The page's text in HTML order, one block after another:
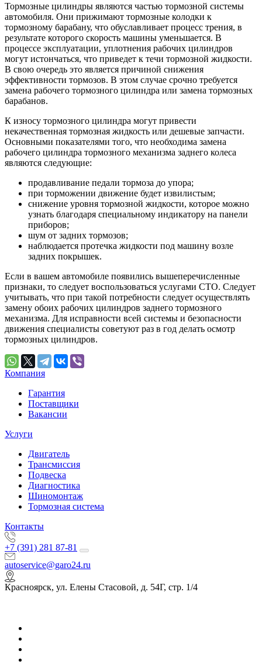
Тормозные цилиндры являются частью тормозной системы
автомобиля. Они прижимают тормозные колодки к
тормозному барабану, что обуславливает процесс трения, в
результате которого скорость машины уменьшается. В
процессе эксплуатации, уплотнения рабочих цилиндров
могут истончаться, что приведет к течи тормозной жидкости.
В свою очередь это является причиной снижения
эффективности тормозов. В этом случае срочно требуется
замена рабочего тормозного цилиндра или замена тормозных
барабанов.
К износу тормозного цилиндра могут привести
некачественная тормозная жидкость или дешевые запчасти.
Основными показателями того, что необходима замена
рабочего цилиндра тормозного механизма заднего колеса
являются следующие:
продавливание педали тормоза до упора;
при торможении движение будет извилистым;
снижение уровня тормозной жидкости, которое можно
узнать благодаря специальному индикатору на панели
приборов;
шум от задних тормозов;
наблюдается протечка жидкости под машину возле
задних покрышек.
Если в вашем автомобиле появились вышеперечисленные
признаки, то следует воспользоваться услугами СТО. Следует
учитывать, что при такой потребности следует осуществлять
замену обоих рабочих цилиндров заднего тормозного
механизма. Для исправности всей системы и безопасности
движения специалисты советуют раз в год делать осмотр
тормозных цилиндров.
Компания
Гарантия
Поставщики
Вакансии
Услуги
Двигатель
Трансмиссия
Подвеска
Диагностика
Шиномонтаж
Тормозная система
Контакты
+7 (391) 281 87-81
autoservice@garo24.ru
Красноярск, ул. Елены Стасовой, д. 54Г, стр. 1/4